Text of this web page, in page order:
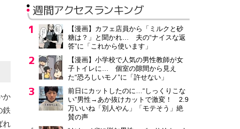
か
鉄
れ
週間アクセスランキング
【漫画】カフェ店員から「ミルクと砂
糖は？」と聞かれ… 夫の“ナイスな返
答”に「これから使います」
【漫画】小学校で人気の男性教師が女
子トイレに… 個室の隙間から見え
た“恐ろしいモノ”に「許せない」
前日にカットしたのに…“しっくりこな
い”男性→あか抜けカットで激変！ 2.9
万いいね「別人やん」「モテそう」絶
賛の声